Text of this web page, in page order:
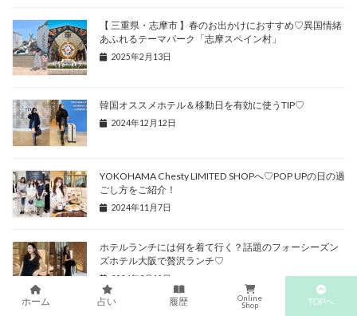
【 三重県・志摩市 】春のお出かけにおすすめ♡異国情緒
あふれるテーマパーク「志摩スペイン村」
2025年2月13日
韓国オススメホテル＆移動日を有効に使うTIP♡
2024年12月12日
YOKOHAMA Chesty LIMITED SHOPへ♡POP UPの日の過
ごし方をご紹介！
2024年11月7日
ホテルランチには何を着て行く？話題のフォーシーズン
ズホテル大阪で贅沢ランチ♡
2024年9月10日
ホーム 占い 履歴
Online
Shop
TOPへ